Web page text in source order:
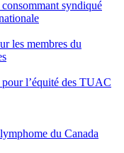
syndiqué
les membres du
l’équité des TUAC
du Canada